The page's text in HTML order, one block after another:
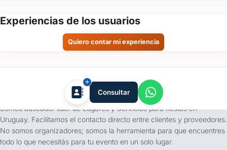
Experiencias de los usuarios
Quiero contar mi experiencia
Consultar
tufiesta.com.uy
Somos buscador líder de Lugares y Servicios para fiestas en
Uruguay. Facilitamos el contacto directo entre clientes y proveedores.
No somos organizadores; somos la herramienta para que encuentres
todo lo que necesitás para tu evento en un solo lugar.